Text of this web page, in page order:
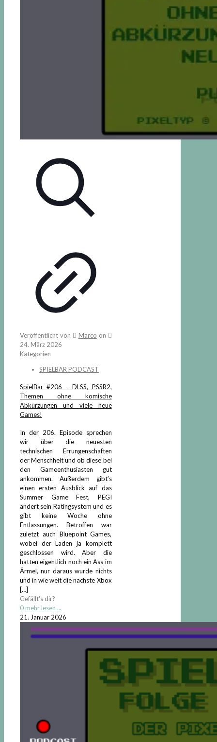
Veröffentlicht von Marco on
24. März 2026
Kategorien
SPIELBAR PODCAST
SpielBar #206 – DLSS, PSSR2,
Themen ohne komische
Abkürzungen und viele neue
Games!
In der 206. Episode sprechen
wir über die neuesten
technischen Errungenschaften
der Menschheit und ob diese bei
den Gameenthusiasten gut
ankommen. Außerdem gibt’s
einen ersten Ausblick auf das
Summer Game Fest, PEGI
ändert sein Ratingsystem und es
gibt keine Woche ohne
Entlassungen. Betroffen war
zuletzt auch Bluepoint Games,
wobei der Laden ja komplett
geschlossen wird. Aber die
hatten eigentlich noch ein Ass im
Ärmel, nur daraus wurde nichts
und in wie weit die nächste Xbox
[…]
Gefällt's dir?
0 mehr lesen ...
21. Januar 2026